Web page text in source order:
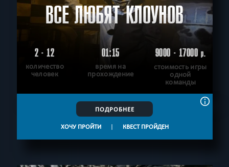
ВСЕ ЛЮБЯТ КЛОУНОВ
2 - 12
количество
человек
01:15
время на
прохождение
9000 - 17000р.
стоимость игры
одной
команды
ПОДРОБНЕЕ
ХОЧУ ПРОЙТИ | КВЕСТ ПРОЙДЕН